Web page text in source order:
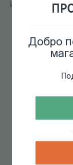
Добро
Искусствовед